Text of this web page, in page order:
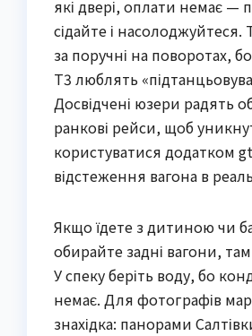
які двері, оплати немає —
сідайте і
за поручні на поворотах,
T3 люблять
Досвідчені юзери радять
ранкові рейси, щоб
користуватися додатком
відстеження вагона в
Якщо їдете з дитиною чи
обирайте задні вагони,
У спеку беріть воду, бо
немає. Для фотографів
знахідка: панорами